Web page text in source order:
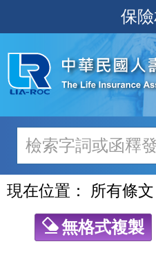
至
主
內
容
保
現在位置： 所有條文
無格式複製